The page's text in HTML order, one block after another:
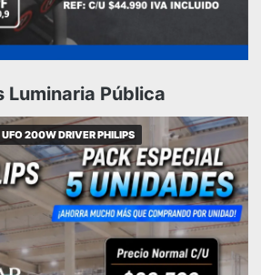
Luminaria Pública
200W DRIVER PHILIPS